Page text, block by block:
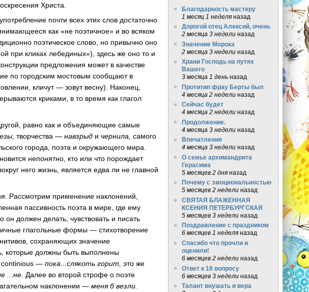
Христа.
почти всех этих слов достаточно
как «не поэтичное» и во всяком
поэтическое слово, но привычно оно
при кликах лебединых»), здесь же оно то и
предложения может в качестве
по городским мостовым сообщают в
кличут — зовут весну). Наконец,
криками, в то время как глагол
равно как и объединяющие самые
творчества —навзрыд и чернила, самого
города, поэта и окружающего мира.
непонятно, кто или что порождает
него жизнь, является едва ли не главной
Рассмотрим применение наклонений,
пассивность поэта в мире, где ему
должен делать, чувствовать и писать
глагольные формы — стихотворение
сохраняющих значение
которые должны быть выполнены
continious —пока...слякоть горит, это же
...не. Далее во второй строфе о поэте
наклонении —меня б везли.
Благодарность мастеру
1 месяц 1 неделяназад
Дорогой отец Алексий, очень
2 месяца 3 неделиназад
Значение Морока
2 месяца 3 неделиназад
Храни Господь на путях
Вашего
3 месяца 1 деньназад
Протитип фрау Берты был
4 месяца 2 неделиназад
Сейчас будет
4 месяца 2 неделиназад
Продолжение.
4 месяца 3 неделиназад
Впечатления
4 месяца 3 неделиназад
О семье архимандрита
Герасима
5 месяцев 2 дняназад
Почему с эмоциональностью
5 месяцев 2 неделиназад
СВЯТАЯ БЛАЖЕННАЯ
КСЕНИЯ ПЕТЕРБУРГСКАЯ
5 месяцев 3 неделиназад
Поздравление с праздником
6 месяцев 1 неделяназад
Спасибо что прочли и
оценили!
6 месяцев 2 неделиназад
Ответ к 18 вопросу
6 месяцев 3 неделиназад
Талант внушать и вера